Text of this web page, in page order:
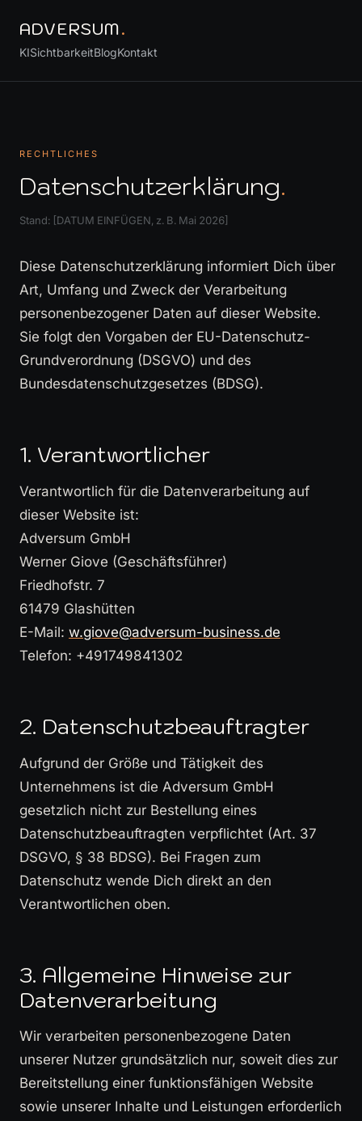
ADVERSUM.
KISichtbarkeitBlogKontakt
RECHTLICHES
Datenschutzerklärung.
Stand: [DATUM EINFÜGEN, z. B. Mai 2026]
Diese Datenschutzerklärung informiert Dich über
Art, Umfang und Zweck der Verarbeitung
personenbezogener Daten auf dieser Website.
Sie folgt den Vorgaben der EU-Datenschutz-
Grundverordnung (DSGVO) und des
Bundesdatenschutzgesetzes (BDSG).
1. Verantwortlicher
Verantwortlich für die Datenverarbeitung auf
dieser Website ist:
Adversum GmbH
Werner Giove (Geschäftsführer)
Friedhofstr. 7
61479 Glashütten
E-Mail: w.giove@adversum-business.de
Telefon: +491749841302
2. Datenschutzbeauftragter
Aufgrund der Größe und Tätigkeit des
Unternehmens ist die Adversum GmbH
gesetzlich nicht zur Bestellung eines
Datenschutzbeauftragten verpflichtet (Art. 37
DSGVO, § 38 BDSG). Bei Fragen zum
Datenschutz wende Dich direkt an den
Verantwortlichen oben.
3. Allgemeine Hinweise zur
Datenverarbeitung
Wir verarbeiten personenbezogene Daten
unserer Nutzer grundsätzlich nur, soweit dies zur
Bereitstellung einer funktionsfähigen Website
sowie unserer Inhalte und Leistungen erforderlich